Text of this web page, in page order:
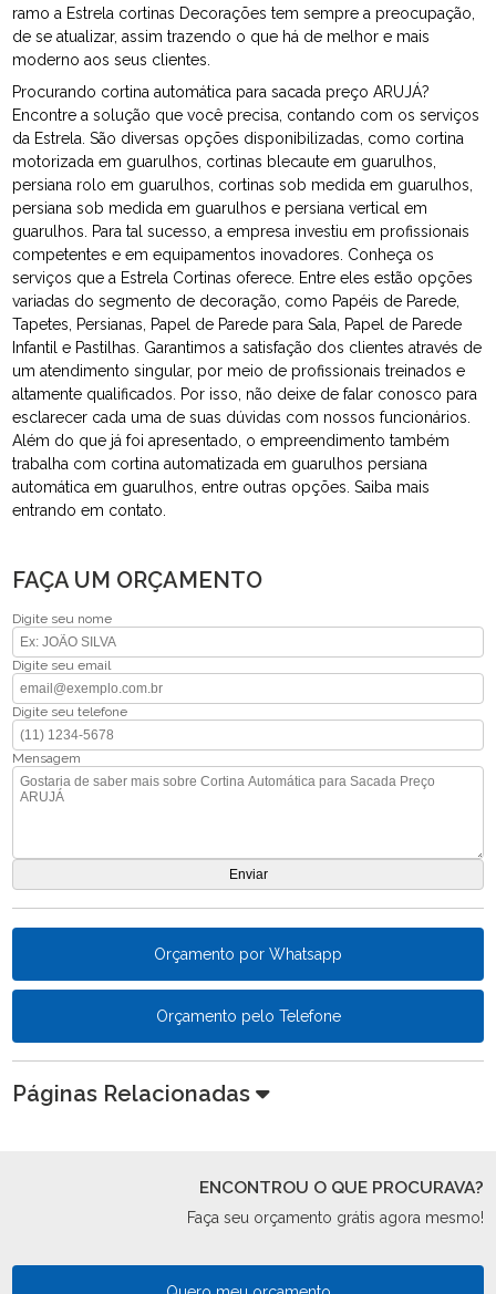
ramo a Estrela cortinas Decorações tem sempre a preocupação,
de se atualizar, assim trazendo o que há de melhor e mais
moderno aos seus clientes.
Procurando cortina automática para sacada preço ARUJÁ?
Encontre a solução que você precisa, contando com os serviços
da Estrela. São diversas opções disponibilizadas, como cortina
motorizada em guarulhos, cortinas blecaute em guarulhos,
persiana rolo em guarulhos, cortinas sob medida em guarulhos,
persiana sob medida em guarulhos e persiana vertical em
guarulhos. Para tal sucesso, a empresa investiu em profissionais
competentes e em equipamentos inovadores. Conheça os
serviços que a Estrela Cortinas oferece. Entre eles estão opções
variadas do segmento de decoração, como Papéis de Parede,
Tapetes, Persianas, Papel de Parede para Sala, Papel de Parede
Infantil e Pastilhas. Garantimos a satisfação dos clientes através de
um atendimento singular, por meio de profissionais treinados e
altamente qualificados. Por isso, não deixe de falar conosco para
esclarecer cada uma de suas dúvidas com nossos funcionários.
Além do que já foi apresentado, o empreendimento também
trabalha com cortina automatizada em guarulhos persiana
automática em guarulhos, entre outras opções. Saiba mais
entrando em contato.
FAÇA UM ORÇAMENTO
Digite seu nome
Digite seu email
Digite seu telefone
Mensagem
Orçamento por Whatsapp
Orçamento pelo Telefone
Páginas Relacionadas
ENCONTROU O QUE PROCURAVA?
Faça seu orçamento grátis agora mesmo!